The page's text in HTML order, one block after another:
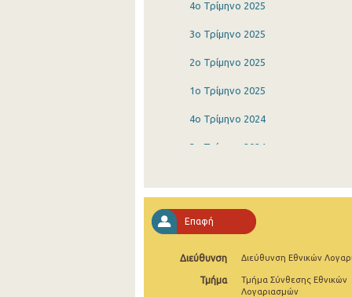
4o Τρίμηνο 2025
3o Τρίμηνο 2025
2o Τρίμηνο 2025
1o Τρίμηνο 2025
4o Τρίμηνο 2024
3o Τρίμηνο 2024
4o Τρίμηνο 2023
3o Τρίμηνο 2023
2o Τρίμηνο 2023
Επαφή
Διεύθυνση Διεύθυνση Εθνικών
Τμήμα
Τμήμα Σύνθεσης Εθνικών
Λογαριασμών